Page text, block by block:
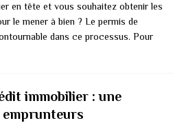
en tête et vous souhaitez obtenir les
le mener à bien ? Le permis de
dans ce processus. Pour
immobilier : une